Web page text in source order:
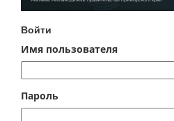
Войти
Имя пользователя
Пароль